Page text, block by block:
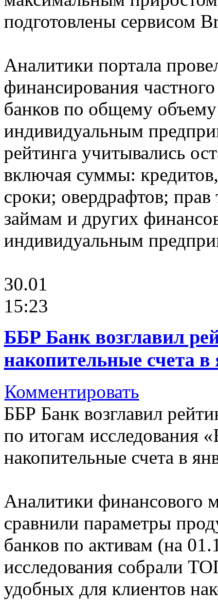
подготовлены сервисом
Аналитики портала
финансирования
банков по общему
индивидуальным
рейтинга учитывались
включая суммы:
сроки; овердрафтов;
займам и других
индивидуальным
30.01
15:23
ББР Банк возглавил
накопительные счета в
Комментировать
ББР Банк возглавил
по итогам исследования
накопительные счета в
Аналитики финансового
сравнили параметры
банков по активам (на
исследования собрали
удобных для клиентов